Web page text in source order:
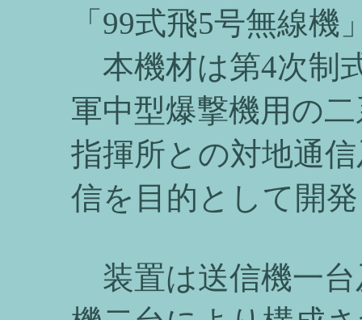
「99式飛5号無線機
本機材は第4次制
軍中型爆撃機用の
指揮所との対地通
信を目的として開
装置は送信機一台